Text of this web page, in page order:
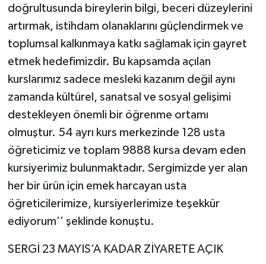
doğrultusunda bireylerin bilgi, beceri düzeylerini
artırmak, istihdam olanaklarını güçlendirmek ve
toplumsal kalkınmaya katkı sağlamak için gayret
etmek hedefimizdir. Bu kapsamda açılan
kurslarımız sadece mesleki kazanım değil aynı
zamanda kültürel, sanatsal ve sosyal gelişimi
destekleyen önemli bir öğrenme ortamı
olmuştur. 54 ayrı kurs merkezinde 128 usta
öğreticimiz ve toplam 9888 kursa devam eden
kursiyerimiz bulunmaktadır. Sergimizde yer alan
her bir ürün için emek harcayan usta
öğreticilerimize, kursiyerlerimize teşekkür
ediyorum’’ şeklinde konuştu.
SERGİ 23 MAYIS’A KADAR ZİYARETE AÇIK